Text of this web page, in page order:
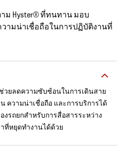
ม Hyster® ที่ทนทาน มอบ
ามน่าเชื่อถือในการปฏิบัติงานที่
ช่วยลดความซับซ้อนในการเดินสาย
ความน่าเชื่อถือ และการบริการได้
รถยกสำหรับการสื่อสารระหว่าง
ที่หยุดทำงานได้ด้วย